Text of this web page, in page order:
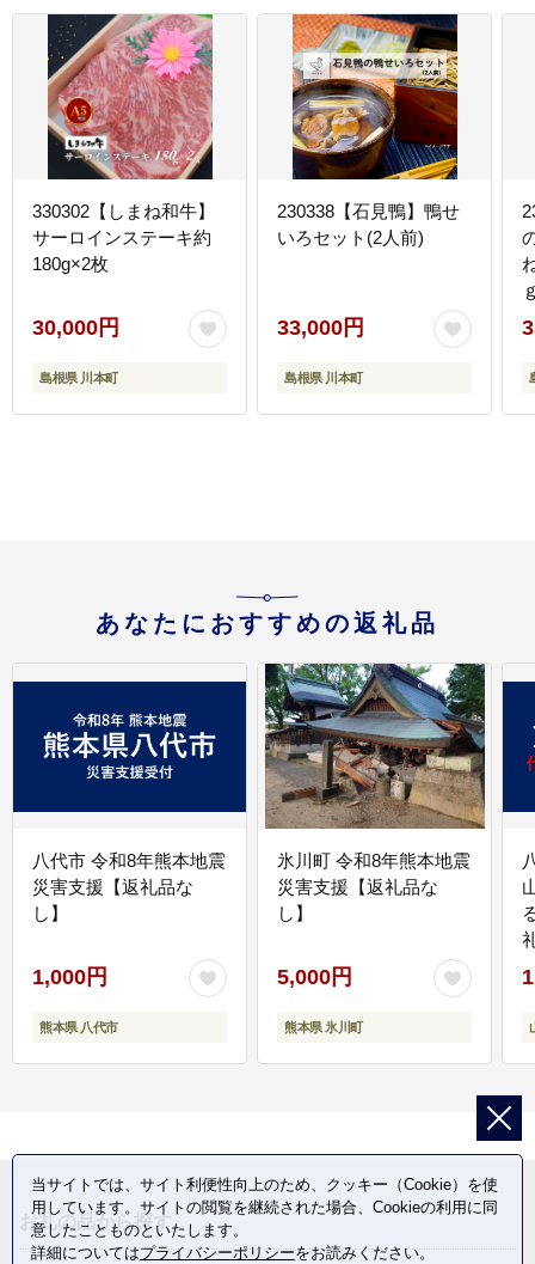
330302【しまね和牛】
サーロインステーキ約
180g×2枚
30,000円
島根県 川本町
230338【石見鴨】鴨せ
いろセット(2人前)
33,000円
島根県 川本町
あなたにおすすめの返礼品
八代市 令和8年熊本地震
災害支援【返礼品な
し】
1,000円
熊本県 八代市
氷川町 令和8年熊本地震
災害支援【返礼品な
し】
5,000円
熊本県 氷川町
お礼の品から探す
当サイトでは、サイト利便性向上のため、クッキー（Cookie）を使
用しています。サイトの閲覧を継続された場合、Cookieの利用に同
意したことものといたします。
詳細についてはプライバシーポリシーをお読みください。